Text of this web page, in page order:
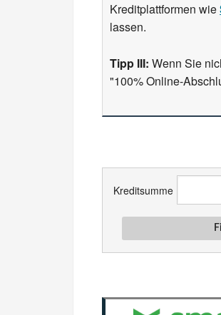
Kreditplattformen wie
lassen.
Tipp III: Wenn Sie
"100% Online-
Kreditsumme